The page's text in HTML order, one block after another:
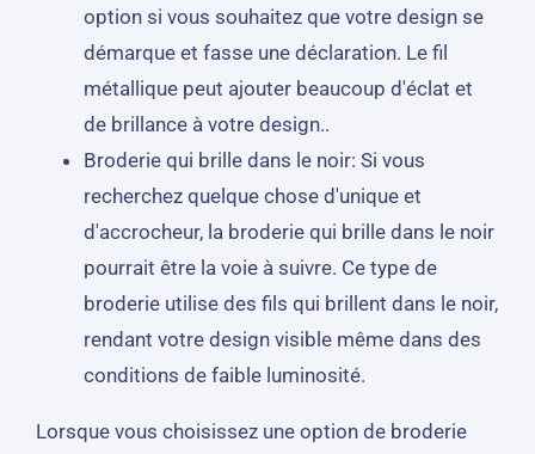
option si vous souhaitez que votre design se
démarque et fasse une déclaration. Le fil
métallique peut ajouter beaucoup d'éclat et
de brillance à votre design..
Broderie qui brille dans le noir: Si vous
recherchez quelque chose d'unique et
d'accrocheur, la broderie qui brille dans le noir
pourrait être la voie à suivre. Ce type de
broderie utilise des fils qui brillent dans le noir,
rendant votre design visible même dans des
conditions de faible luminosité.
Lorsque vous choisissez une option de broderie